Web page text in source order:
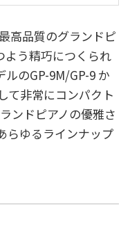
高品質のグランドピ
よう精巧につくられ
のGP-9M/GP-9 か
て非常にコンパクト
ンドピアノの優雅さ
らゆるラインナップ